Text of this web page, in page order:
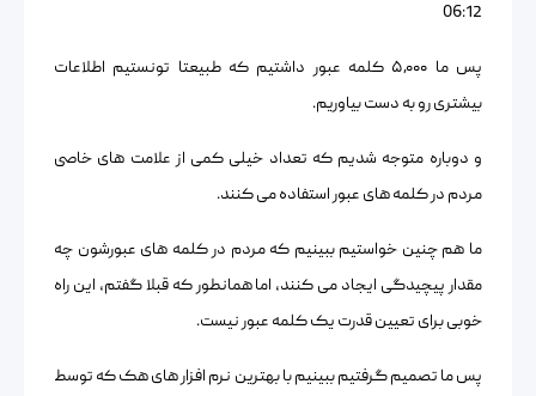
06:12
پس ما ۵٫۰۰۰ کلمه عبور داشتیم که طبیعتا تونستیم اطلاعات
بیشتری رو به دست بیاوریم.
و دوباره متوجه شدیم که تعداد خیلی کمی از علامت های خاصی
مردم در کلمه های عبور استفاده می کنند.
ما هم چنین خواستیم ببینیم که مردم در کلمه های عبورشون چه
مقدار پیچیدگی ایجاد می کنند، اما همانطور که قبلا گفتم، این راه
خوبی برای تعیین قدرت یک کلمه عبور نیست.
پس ما تصمیم گرفتیم ببینیم با بهترین نرم افزار های هک که توسط